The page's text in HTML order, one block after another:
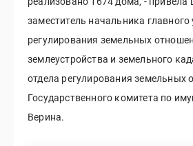
заместитель начальника главного
регулирования земельных
землеустройства и земельного
отдела регулирования земельных
Государственного комитета по
Верина.